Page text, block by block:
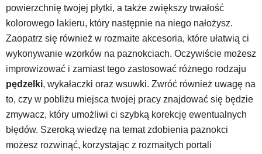
powierzchnię twojej płytki, a także zwiększy trwałość
kolorowego lakieru, który następnie na niego nałożysz.
Zaopatrz się również w rozmaite akcesoria, które ułatwią ci
wykonywanie wzorków na paznokciach. Oczywiście możesz
improwizować i zamiast tego zastosować różnego rodzaju
pędzelki, wykałaczki oraz wsuwki. Zwróć również uwagę na
to, czy w pobliżu miejsca twojej pracy znajdować się będzie
zmywacz, który umożliwi ci szybką korekcję ewentualnych
błędów. Szeroką wiedzę na temat zdobienia paznokci
możesz rozwinąć, korzystając z rozmaitych portali